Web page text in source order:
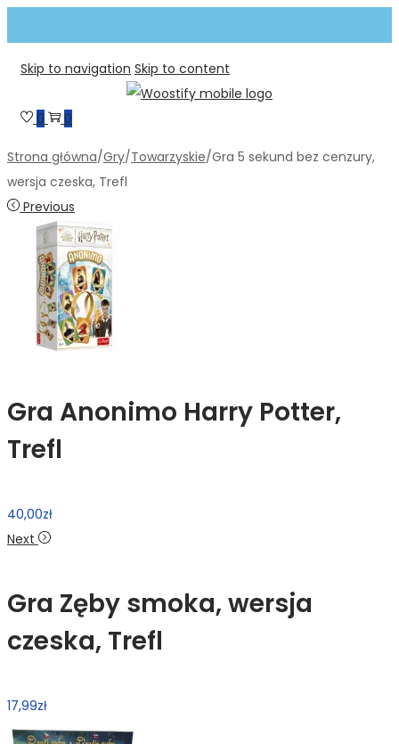
Skip to navigation Skip to content
0 0
Strona główna/Gry/Towarzyskie/Gra 5 sekund bez cenzury,
wersja czeska, Trefl
Previous
Gra Anonimo Harry Potter,
Trefl
40,00zł
Next
Gra Zęby smoka, wersja
czeska, Trefl
17,99zł